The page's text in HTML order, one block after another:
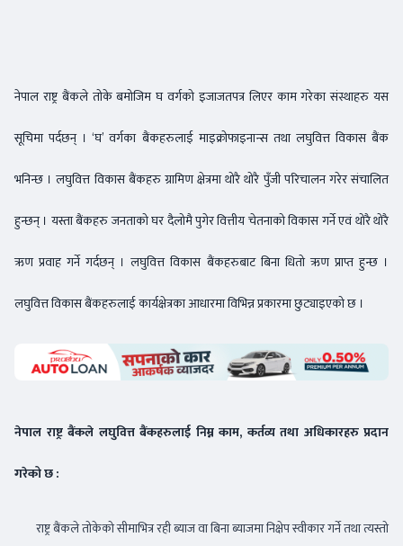
नेपाल राष्ट्र बैंकले तोके बमोजिम घ वर्गको इजाजतपत्र लिएर काम गरेका संस्थाहरु यस
सूचिमा पर्दछन् । ‘घ’ वर्गका बैंकहरुलाई माइक्रोफाइनान्स तथा लघुवित्त विकास बैंक
भनिन्छ । लघुवित्त विकास बैंकहरु ग्रामिण क्षेत्रमा थोरै थोरै पुँजी परिचालन गरेर संचालित
हुन्छन् । यस्ता बैंकहरु जनताको घर दैलोमै पुगेर वित्तीय चेतनाको विकास गर्ने एवं थोरै थोरै
ऋण प्रवाह गर्ने गर्दछन् । लघुवित्त विकास बैंकहरुबाट बिना धितो ऋण प्राप्त हुन्छ ।
लघुवित्त विकास बैंकहरुलाई कार्यक्षेत्रका आधारमा विभिन्न प्रकारमा छुट्याइएको छ ।
नेपाल राष्ट्र बैंकले लघुवित्त बैंकहरुलाई निम्न काम, कर्तव्य तथा अधिकारहरु प्रदान
गरेको छ :
राष्ट्र बैंकले तोकेको सीमाभित्र रही ब्याज वा बिना ब्याजमा निक्षेप स्वीकार गर्ने तथा त्यस्तो